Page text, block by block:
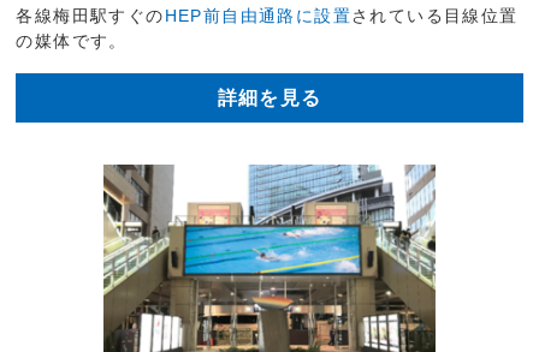
各線梅田駅すぐのHEP前自由通路に設置されている目線位置
の媒体です。
詳細を見る